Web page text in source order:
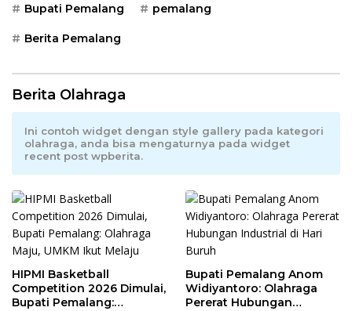
Bupati Pemalang pemalang
Berita Pemalang
Berita Olahraga
Ini contoh widget dengan style gallery pada kategori
olahraga, anda bisa mengaturnya pada widget
recent post wpberita.
HIPMI Basketball
Competition 2026 Dimulai,
Bupati Pemalang:
Bupati Pemalang Anom
Widiyantoro: Olahraga
Pererat Hubungan